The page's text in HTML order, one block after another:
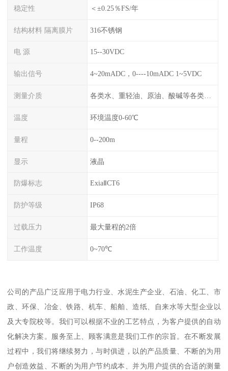
稳定性 ＜±0.25％FS/年
结构材料 隔离膜片 316不锈钢
电 源 15--30VDC
输出信号 4~20mADC，0----10mADC 1~5VDC
测量介质 各类水、重轻油、原油、酸碱等各类腐蚀液
温度 环境温度0-60℃
量程 0--200m
显示 液晶
防爆标志 ExiaⅡCT6
防护等级 IP68
过载压力 最大量程的2倍
工作温度 0~70℃
公司的产品广泛应用于电力行业、水泥生产企业、石油、化工、市
政、环保、冶金、铁路、机车、船舶、造纸、自来水等大型企业以
及大专院校等。我们可以根据不业的工艺特点，为客户提供的自动
化解决方案。服务至上、顾客满意是我们工作的宗旨。在不断发展
过程中，我们将继续努力，与时俱进，以的产品质量、不断的为用
户创造效益、不断的为用户节约成本、并为用户提供的合适的测量